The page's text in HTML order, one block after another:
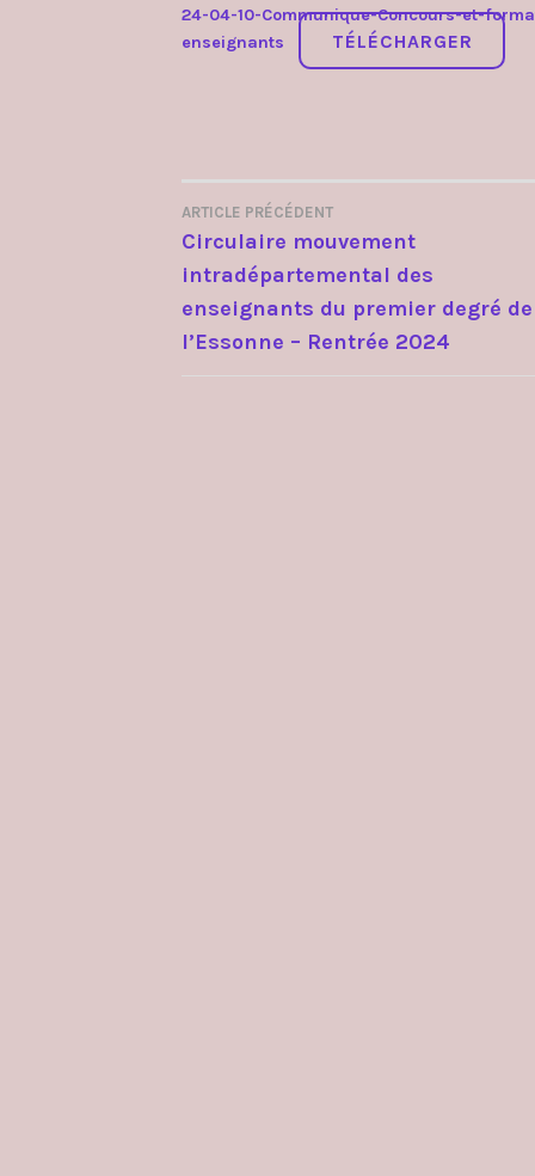
24-04-10-Communique-Concours-et-
enseignants
TÉLÉCHARGER
NAVIGATION
DE
L’ARTICLE
ARTICLE PRÉCÉDENT
Circulaire mouvement
intradépartemental des
enseignants du premier degré de
l’Essonne – Rentrée 2024